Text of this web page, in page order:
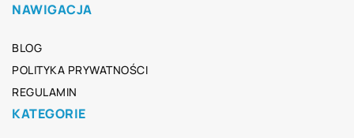
NAWIGACJA
BLOG
POLITYKA PRYWATNOŚCI
REGULAMIN
KATEGORIE